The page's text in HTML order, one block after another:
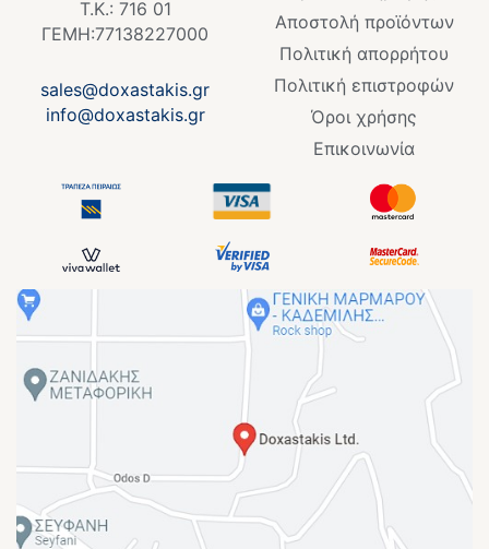
Τ.Κ.: 716 01
ΓΕΜΗ:77138227000
sales@doxastakis.gr
info@doxastakis.gr
Αποστολή προϊόντων
Πολιτική απορρήτου
Πολιτική επιστροφών
Όροι χρήσης
Επικοινωνία